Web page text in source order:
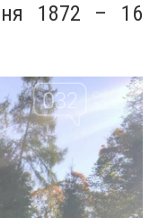
1872 – 16